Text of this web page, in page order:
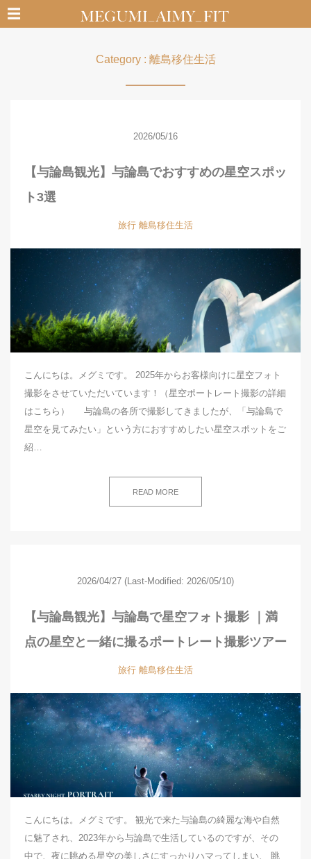
☰
Category : 離島移住生活
2026/05/16
【与論島観光】与論島でおすすめの星空スポッ
ト3選
旅行 離島移住生活
こんにちは。メグミです。 2025年からお客様向けに星空フォト
撮影をさせていただいています！（星空ポートレート撮影の詳細
はこちら） 与論島の各所で撮影してきましたが、「与論島で
星空を見てみたい」という方におすすめしたい星空スポットをご
紹…
READ MORE
2026/04/27 (Last-Modified: 2026/05/10)
【与論島観光】与論島で星空フォト撮影 ｜満
点の星空と一緒に撮るポートレート撮影ツアー
旅行 離島移住生活
こんにちは。メグミです。 観光で来た与論島の綺麗な海や自然
に魅了され、2023年から与論島で生活しているのですが、その
中で、夜に眺める星空の美しさにすっかりハマってしまい、 眺